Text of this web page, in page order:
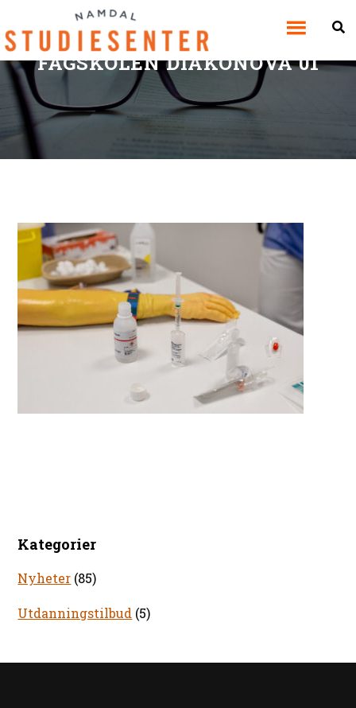
MEDISINSKE PROSEDYRER
FAGSKOLEN DIAKONOVA 01
Kategorier
Nyheter (85)
Utdanningstilbud (5)